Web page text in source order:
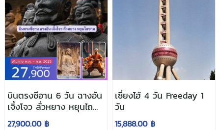
บินตรงซีอาน 6 วัน ฉางอัน
เจิ้งโจว ลั่วหยาง หยุนไถ
ซาน
27,900.00 ฿
เซี่ยงไฮ้ 4 วัน Freeday 1
วัน
15,888.00 ฿